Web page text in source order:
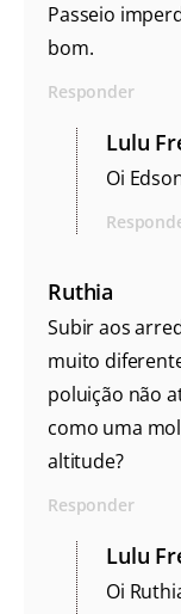
Passeio
bom.
Responder
Lulu
Oi
Ruthia
Subir aos
muito
poluição não
como uma
altitude?
Responder
Lulu
Oi